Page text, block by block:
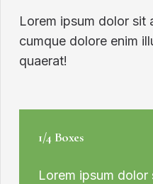
Lorem ipsum dolor sit
cumque dolore enim
quaerat!
1/4 Boxes
Lorem ipsum dolor